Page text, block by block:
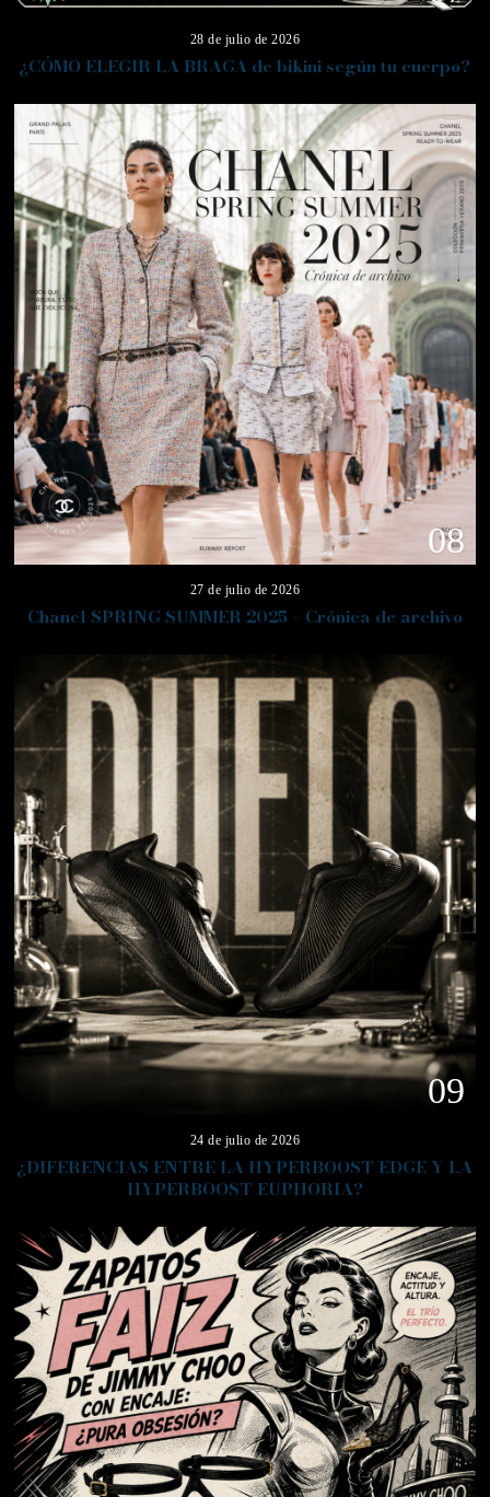
28 de julio de 2026
¿CÓMO ELEGIR LA BRAGA de bikini según tu cuerpo?
08
27 de julio de 2026
Chanel SPRING SUMMER 2025 – Crónica de archivo
09
24 de julio de 2026
¿DIFERENCIAS ENTRE LA HYPERBOOST EDGE Y LA
HYPERBOOST EUPHORIA?